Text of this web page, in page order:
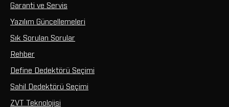
Garanti ve Servis
Yazılım Güncellemeleri
Sık Sorulan Sorular
Rehber
Define Dedektörü Seçimi
Sahil Dedektörü Seçimi
ZVT Teknolojisi